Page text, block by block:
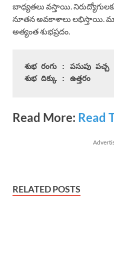
బాధ్యతలు వస్తాయి.
నూతన అవకాశాలు లభిస్తాయి.
అత్యంత శుభప్రదం.
శుభ రంగు : పసుపు
శుభ దిక్కు : ఉత్తరం
Read More: Read
RELATED POSTS